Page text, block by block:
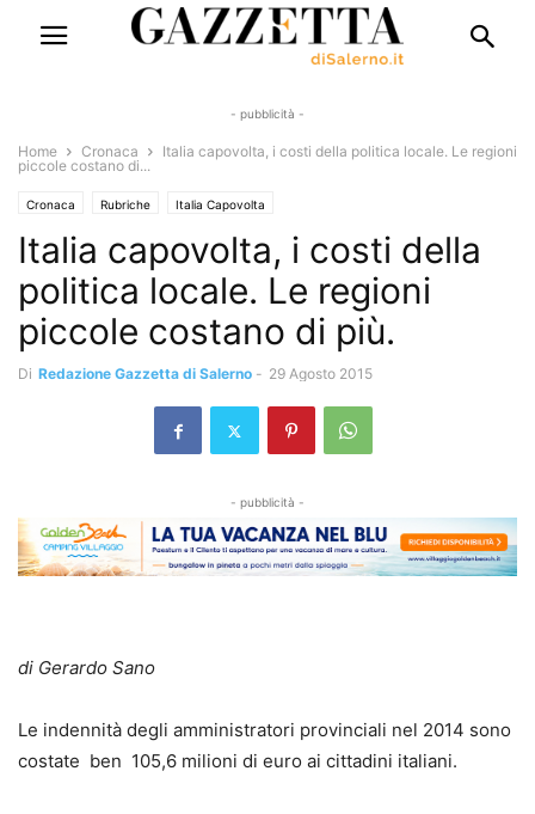
- pubblicità -
Home Cronaca
Italia capovolta, i costi della politica locale. Le regioni
piccole costano di...
Cronaca Rubriche Italia Capovolta
Italia capovolta, i costi della
politica locale. Le regioni
piccole costano di più.
Di Redazione Gazzetta di Salerno - 29 Agosto 2015
- pubblicità -
di Gerardo Sano
Le indennità degli amministratori provinciali nel 2014 sono
costate ben 105,6 milioni di euro ai cittadini italiani.